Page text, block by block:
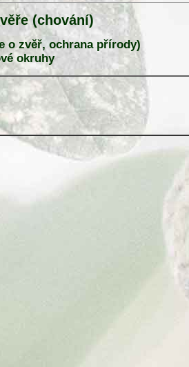
(chování)
o zvěř, ochrana přírody)
okruhy